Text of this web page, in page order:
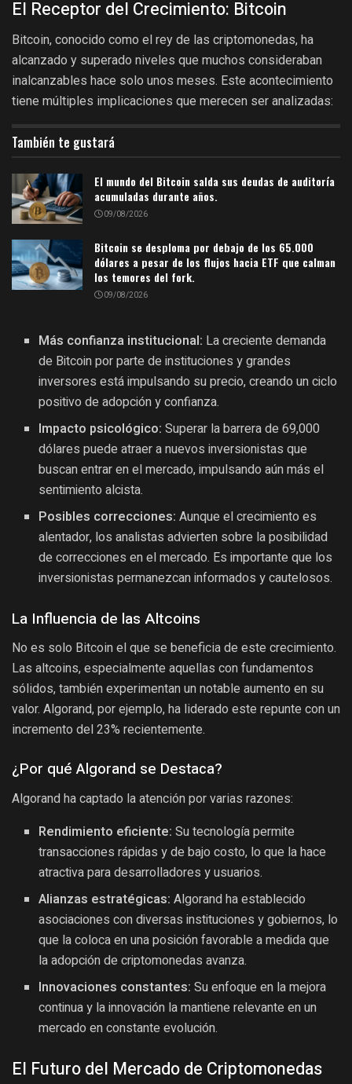
El Receptor del Crecimiento: Bitcoin
Bitcoin, conocido como el rey de las criptomonedas, ha
alcanzado y superado niveles que muchos consideraban
inalcanzables hace solo unos meses. Este acontecimiento
tiene múltiples implicaciones que merecen ser analizadas:
También te gustará
El mundo del Bitcoin salda sus deudas de auditoría
acumuladas durante años.
09/08/2026
Bitcoin se desploma por debajo de los 65.000
dólares a pesar de los flujos hacia ETF que calman
los temores del fork.
09/08/2026
Más confianza institucional: La creciente demanda
de Bitcoin por parte de instituciones y grandes
inversores está impulsando su precio, creando un ciclo
positivo de adopción y confianza.
Impacto psicológico: Superar la barrera de 69,000
dólares puede atraer a nuevos inversionistas que
buscan entrar en el mercado, impulsando aún más el
sentimiento alcista.
Posibles correcciones: Aunque el crecimiento es
alentador, los analistas advierten sobre la posibilidad
de correcciones en el mercado. Es importante que los
inversionistas permanezcan informados y cautelosos.
La Influencia de las Altcoins
No es solo Bitcoin el que se beneficia de este crecimiento.
Las altcoins, especialmente aquellas con fundamentos
sólidos, también experimentan un notable aumento en su
valor. Algorand, por ejemplo, ha liderado este repunte con un
incremento del 23% recientemente.
¿Por qué Algorand se Destaca?
Algorand ha captado la atención por varias razones:
Rendimiento eficiente: Su tecnología permite
transacciones rápidas y de bajo costo, lo que la hace
atractiva para desarrolladores y usuarios.
Alianzas estratégicas: Algorand ha establecido
asociaciones con diversas instituciones y gobiernos, lo
que la coloca en una posición favorable a medida que
la adopción de criptomonedas avanza.
Innovaciones constantes: Su enfoque en la mejora
continua y la innovación la mantiene relevante en un
mercado en constante evolución.
El Futuro del Mercado de Criptomonedas